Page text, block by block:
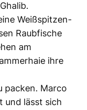
Weißspitzen-
Raubfische
am
ihre
packen. Marco
und lässt sich